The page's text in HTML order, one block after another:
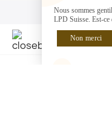
Nous sommes
LPD Suisse. Est-ce
Non merci